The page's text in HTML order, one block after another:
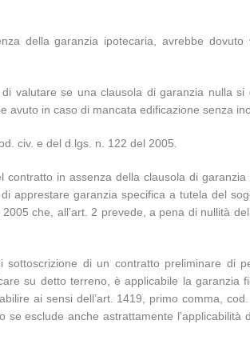
della garanzia ipotecaria, avrebbe
se una clausola di garanzia nulla si
in caso di mancata edificazione senza
civ. e del d.lgs. n. 122 del 2005.
in assenza della clausola di
apprestare garanzia specifica a tutela del
che, all’art. 2 prevede, a pena di nullità
di un contratto preliminare di
su detto terreno, è applicabile la
ai sensi dell’art. 1419, primo comma,
esclude anche astrattamente